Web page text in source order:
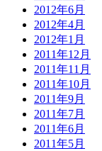
2012年6月
2012年4月
2012年1月
2011年12月
2011年11月
2011年10月
2011年9月
2011年7月
2011年6月
2011年5月